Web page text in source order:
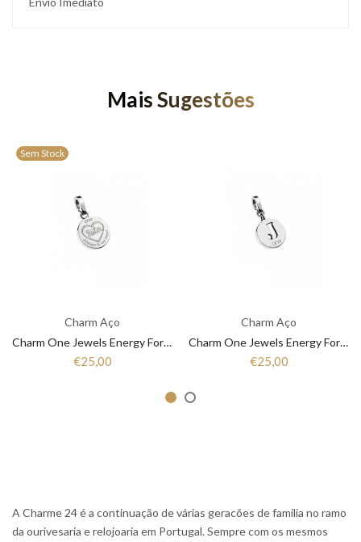
Mais Sugestões
Sem Stock
Charm Aço
Charm One Jewels Energy For Life OJEBC050
€25,00
Charm Aço
Charm One Jewels Energy For Life OJEBCL-J
€25,00
A Charme 24 é a continuação de várias geracões de familia no ramo
da ourivesaria e relojoaria em Portugal. Sempre com os mesmos